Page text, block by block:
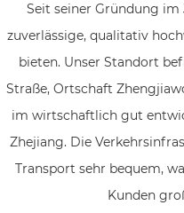
Seit seiner Gründung im
zuverlässige, qualitativ
bieten. Unser Standort
Straße, Ortschaft
im wirtschaftlich gut
Zhejiang. Die
Transport sehr bequem,
Kunden